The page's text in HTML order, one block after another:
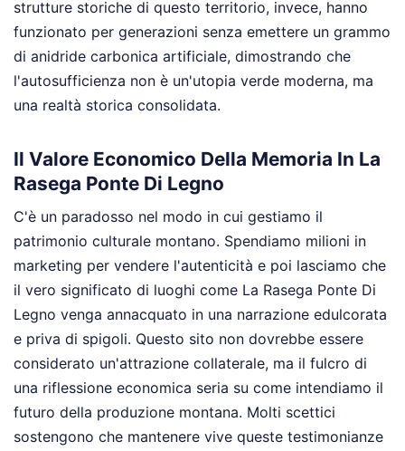
strutture storiche di questo territorio, invece, hanno
funzionato per generazioni senza emettere un grammo
di anidride carbonica artificiale, dimostrando che
l'autosufficienza non è un'utopia verde moderna, ma
una realtà storica consolidata.
Il Valore Economico Della Memoria In La
Rasega Ponte Di Legno
C'è un paradosso nel modo in cui gestiamo il
patrimonio culturale montano. Spendiamo milioni in
marketing per vendere l'autenticità e poi lasciamo che
il vero significato di luoghi come La Rasega Ponte Di
Legno venga annacquato in una narrazione edulcorata
e priva di spigoli. Questo sito non dovrebbe essere
considerato un'attrazione collaterale, ma il fulcro di
una riflessione economica seria su come intendiamo il
futuro della produzione montana. Molti scettici
sostengono che mantenere vive queste testimonianze